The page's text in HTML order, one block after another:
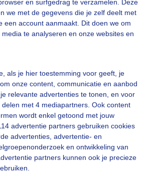
en surfgedrag te verzamelen. Deze
we met de gegevens die je zelf deelt met
een account aanmaakt. Dit doen we om
te analyseren en onze websites en
als je hier toestemming voor geeft, je
onze content, communicatie en aanbod
relevante advertenties te tonen, en voor
met 4 mediapartners. Ook content
wordt enkel getoond met jouw
advertentie partners gebruiken cookies
advertenties, advertentie- en
en ontwikkeling van
partners kunnen ook je precieze
moment geduld aub...